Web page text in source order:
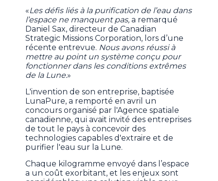
«Les défis liés à la purification de l’eau dans
l’espace ne manquent pas,a remarqué
Daniel Sax, directeur de Canadian
Strategic Missions Corporation, lors d’une
récente entrevue. Nous avons réussi à
mettre au point un système conçu pour
fonctionner dans les conditions extrêmes
de la Lune.»
L'invention de son entreprise, baptisée
LunaPure, a remporté en avril un
concours organisé par l'Agence spatiale
canadienne, qui avait invité des entreprises
de tout le pays à concevoir des
technologies capables d'extraire et de
purifier l'eau sur la Lune.
Chaque kilogramme envoyé dans l’espace
a un coût exorbitant, et les enjeux sont